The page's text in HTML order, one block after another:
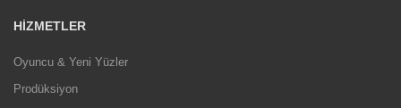
HIZMETLER
Oyuncu & Yeni Yüzler
Prodüksiyon